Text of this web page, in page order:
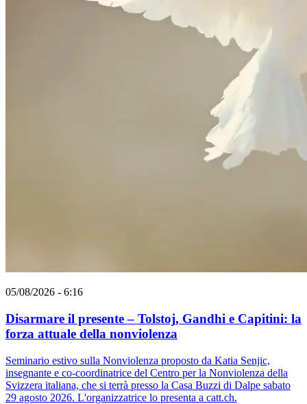
05/08/2026 - 6:16
Disarmare il presente – Tolstoj, Gandhi e Capitini: la
forza attuale della nonviolenza
Seminario estivo sulla Nonviolenza proposto da Katia Senjic,
insegnante e co-coordinatrice del Centro per la Nonviolenza della
Svizzera italiana, che si terrà presso la Casa Buzzi di Dalpe sabato
29 agosto 2026. L'organizzatrice lo presenta a catt.ch.